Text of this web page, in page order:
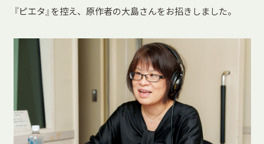
『ピエタ』を控え、原作者の大島さんをお招きしました。